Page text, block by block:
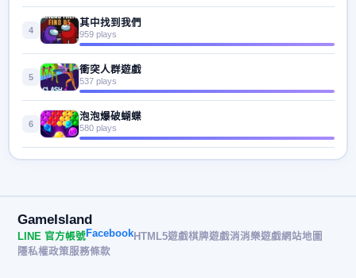
4
其中找到我們
959 plays
5
衝突人群遊戲
537 plays
6
泡泡爆破蝴蝶
580 plays
GameIsland
LINE 官方帳號FacebookHTML5遊戲棋牌遊戲消消樂遊戲網站地圖
隱私權政策服務條款